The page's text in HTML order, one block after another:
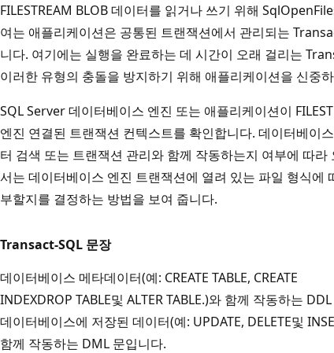
FILESTREAM BLOB 데이터를 읽거나 쓰기 위해
여는 애플리케이션은 공통된 트랜잭션에서 관리되는
니다. 여기에는 실행을 완료하는 데 시간이 오래 걸리는
이러한 유형의 충돌을 방지하기 위해 애플리케이션을 신중
SQL Server 데이터베이스 엔진 또는 애플리케이션이
엔진 연결된 트랜잭션 컨텍스트를 확인합니다. 데이터베이
터 검색 또는 트랜잭션 관리와 함께 작동하는지 여부에 따
서는 데이터베이스 엔진 트랜잭션에 열려 있는 파일 형식에
부할지를 결정하는 방법을 보여 줍니다.
Transact-SQL 문장
데이터베이스 메타데이터(예: CREATE TABLE, CREATE
INDEXDROP TABLE및 ALTER TABLE.)와 함께 작동하는
데이터베이스에 저장된 데이터(예: UPDATE, DELETE및
함께 작동하는 DML 문입니다.